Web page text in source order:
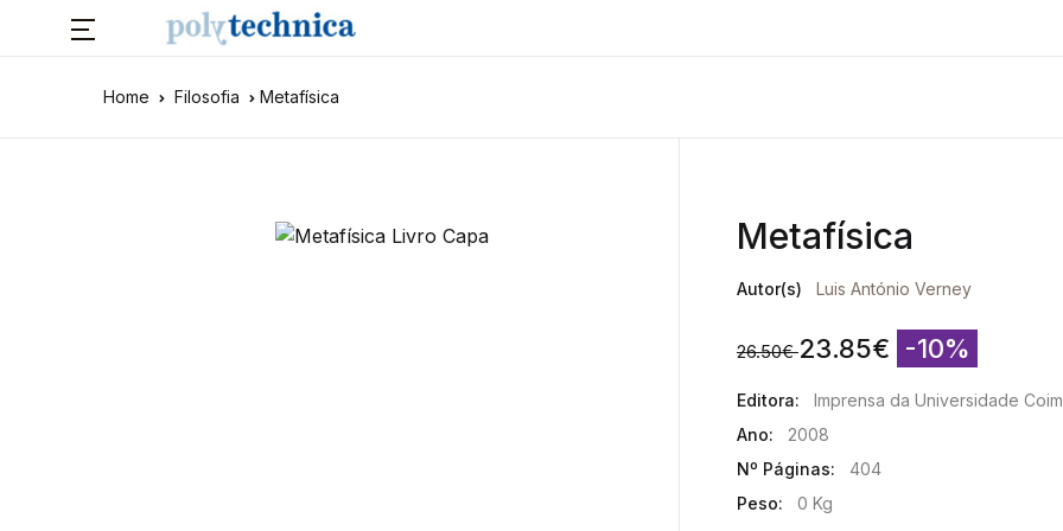
Home Filosofia Metafísica
Metafísica
Autor(s) Luis António Verney
26.50€ 23.85€ -10%
Editora:
Imprensa da Universidade
Ano:
2008
Nº Páginas:
404
Peso:
0 Kg